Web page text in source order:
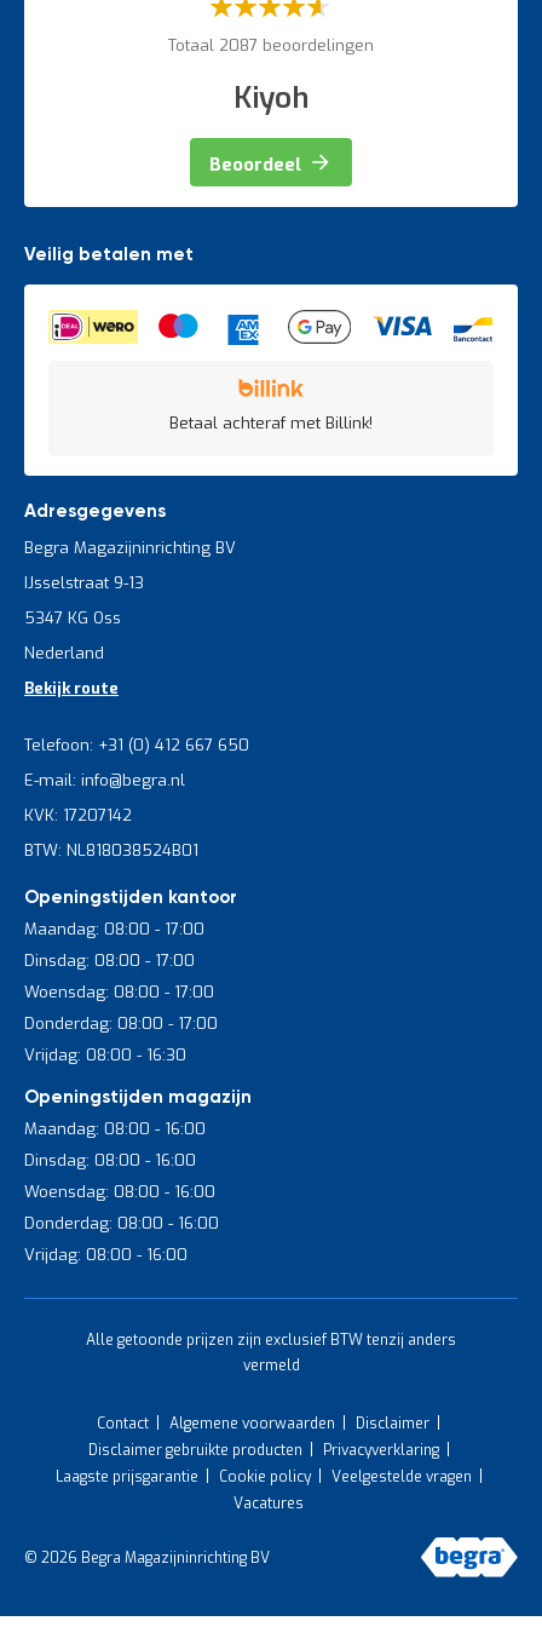
Totaal 2087 beoordelingen
Kiyoh
Beoordeel
Veilig betalen met
Betaal achteraf met Billink!
Adresgegevens
Begra Magazijninrichting BV
IJsselstraat 9-13
5347 KG Oss
Nederland
Bekijk route
Telefoon: +31 (0) 412 667 650
E-mail: info@begra.nl
KVK: 17207142
BTW: NL818038524B01
Openingstijden kantoor
Maandag: 08:00 - 17:00
Dinsdag: 08:00 - 17:00
Woensdag: 08:00 - 17:00
Donderdag: 08:00 - 17:00
Vrijdag: 08:00 - 16:30
Openingstijden magazijn
Maandag: 08:00 - 16:00
Dinsdag: 08:00 - 16:00
Woensdag: 08:00 - 16:00
Donderdag: 08:00 - 16:00
Vrijdag: 08:00 - 16:00
Alle getoonde prijzen zijn exclusief BTW tenzij anders
vermeld
Contact Algemene voorwaarden
Disclaimer
Disclaimer gebruikte producten
Privacyverklaring
Laagste prijsgarantie
Cookie policy
Veelgestelde vragen
Vacatures
© 2026 Begra Magazijninrichting BV